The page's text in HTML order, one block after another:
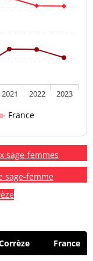
France
2021 2022 2023
sage-femmes
sage-femme
France